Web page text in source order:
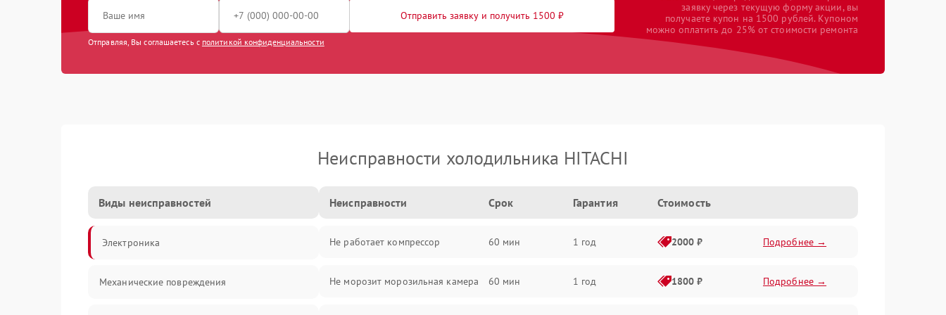
Отправить заявку и получить 1500 ₽
Отправляя, Вы соглашаетесь с политикой конфиденциальности
заявку через текущую форму акции, вы
получаете купон на 1500 рублей. Купоном
можно оплатить до 25% от стоимости ремонта
Неисправности холодильника HITACHI
Виды неисправностей
Электроника
Механические повреждения
Неисправности Срок Гарантия Стоимость
Не работает компрессор 60 мин 1 год 2000 ₽ Подробнее →
Не морозит морозильная камера 60 мин 1 год 1800 ₽ Подробнее →